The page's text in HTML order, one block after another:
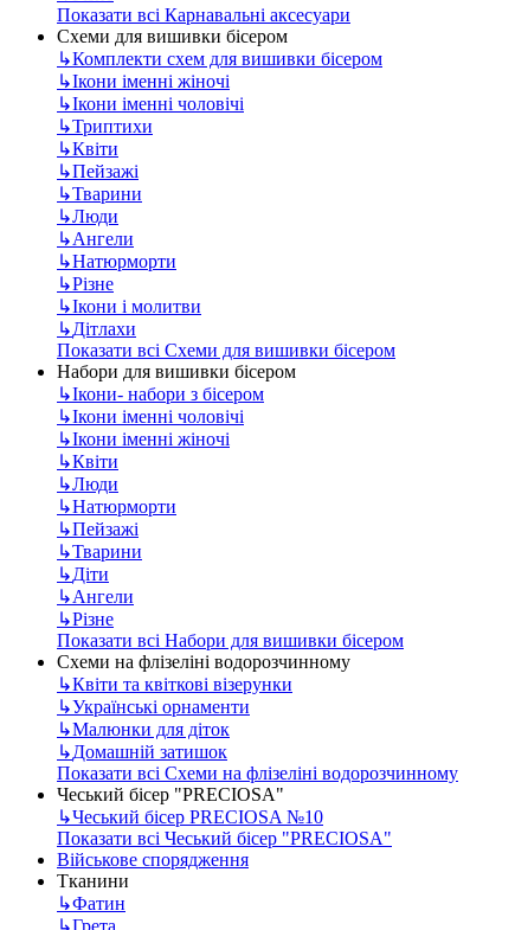
Показати всі Карнавальні аксесуари
Схеми для вишивки бісером
↳Комплекти схем для вишивки бісером
↳Ікони іменні жіночі
↳Ікони іменні чоловічі
↳Триптихи
↳Квіти
↳Пейзажі
↳Тварини
↳Люди
↳Ангели
↳Натюрморти
↳Різне
↳Ікони і молитви
↳Дітлахи
Показати всі Схеми для вишивки бісером
Набори для вишивки бісером
↳Ікони- набори з бісером
↳Ікони іменні чоловічі
↳Ікони іменні жіночі
↳Квіти
↳Люди
↳Натюрморти
↳Пейзажі
↳Тварини
↳Діти
↳Ангели
↳Різне
Показати всі Набори для вишивки бісером
Схеми на флізеліні водорозчинному
↳Квіти та квіткові візерунки
↳Українські орнаменти
↳Малюнки для діток
↳Домашній затишок
Показати всі Схеми на флізеліні водорозчинному
Чеський бісер "PRECIOSA"
↳Чеський бісер PRECIOSA №10
Показати всі Чеський бісер "PRECIOSA"
Військове спорядження
Тканини
↳Фатин
↳Грета